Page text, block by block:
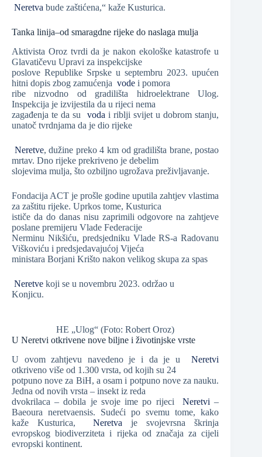
Neretva bude zaštićena,“ kaže Kusturica.
Tanka linija–od smaragdne rijeke do naslaga mulja
Aktivista Oroz tvrdi da je nakon ekološke katastrofe u
Glavatičevu Upravi za inspekcijske
poslove Republike Srpske u septembru 2023. upućen
hitni dopis zbog zamućenja vode i pomora
ribe nizvodno od gradilišta hidroelektrane Ulog.
Inspekcija je izvijestila da u rijeci nema
zagađenja te da su
voda i riblji svijet u dobrom stanju,
unatoč tvrdnjama da je dio rijeke
Neretve, dužine preko 4 km od gradilišta brane, postao
mrtav. Dno rijeke prekriveno je debelim
slojevima mulja, što ozbiljno ugrožava preživljavanje.
Fondacija ACT je prošle godine uputila zahtjev vlastima
za zaštitu rijeke. Uprkos tome, Kusturica
ističe da do danas nisu zaprimili odgovore na zahtjeve
poslane premijeru Vlade Federacije
Nerminu Nikšiću, predsjedniku Vlade RS-a Radovanu
Viškoviću i predsjedavajućoj Vijeća
ministara Borjani Krišto nakon velikog skupa za spas
Neretve koji se u novembru 2023. održao u
Konjicu.
HE „Ulog“ (Foto: Robert Oroz)
U Neretvi otkrivene nove biljne i životinjske vrste
U ovom zahtjevu navedeno je i da je u
Neretvi
otkriveno više od 1.300 vrsta, od kojih su 24
potpuno nove za BiH, a osam i potpuno nove za nauku.
Jedna od novih vrsta – insekt iz reda
dvokrilaca – dobila je svoje ime po rijeci
Neretvi –
Baeoura neretvaensis. Sudeći po svemu tome, kako
kaže Kusturica,
Neretva je svojevrsna škrinja
evropskog biodiverziteta i rijeka od značaja za cijeli
evropski kontinent.